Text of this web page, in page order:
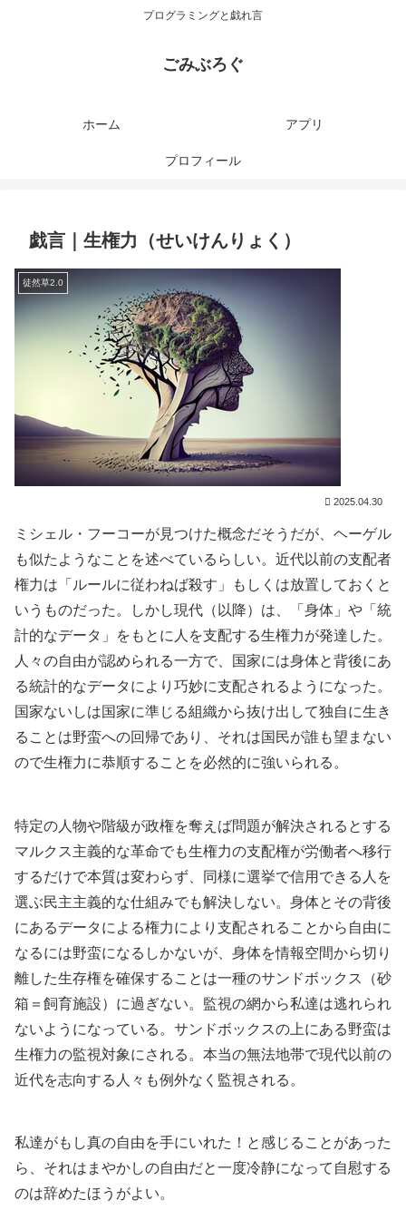
プログラミングと戯れ言
ごみぶろぐ
ホーム アプリ
プロフィール
戯言｜生権力（せいけんりょく）
徒然草2.0
2025.04.30
ミシェル・フーコーが見つけた概念だそうだが、ヘーゲル
も似たようなことを述べているらしい。近代以前の支配者
権力は「ルールに従わねば殺す」もしくは放置しておくと
いうものだった。しかし現代（以降）は、「身体」や「統
計的なデータ」をもとに人を支配する生権力が発達した。
人々の自由が認められる一方で、国家には身体と背後にあ
る統計的なデータにより巧妙に支配されるようになった。
国家ないしは国家に準じる組織から抜け出して独自に生き
ることは野蛮への回帰であり、それは国民が誰も望まない
ので生権力に恭順することを必然的に強いられる。
特定の人物や階級が政権を奪えば問題が解決されるとする
マルクス主義的な革命でも生権力の支配権が労働者へ移行
するだけで本質は変わらず、同様に選挙で信用できる人を
選ぶ民主主義的な仕組みでも解決しない。身体とその背後
にあるデータによる権力により支配されることから自由に
なるには野蛮になるしかないが、身体を情報空間から切り
離した生存権を確保することは一種のサンドボックス（砂
箱＝飼育施設）に過ぎない。監視の網から私達は逃れられ
ないようになっている。サンドボックスの上にある野蛮は
生権力の監視対象にされる。本当の無法地帯で現代以前の
近代を志向する人々も例外なく監視される。
私達がもし真の自由を手にいれた！と感じることがあった
ら、それはまやかしの自由だと一度冷静になって自慰する
のは辞めたほうがよい。